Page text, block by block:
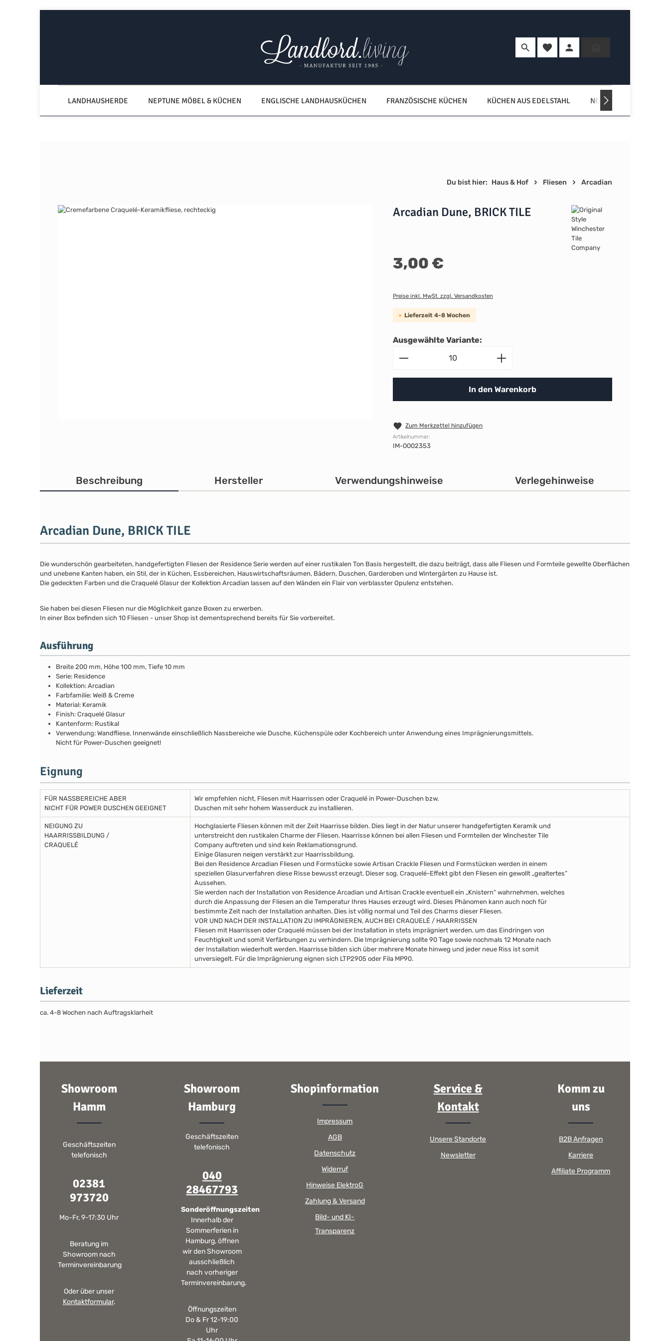
Du hast 0 Produkte auf dem Merkzettel
LANDHAUSHERDE NEPTUNE MÖBEL & KÜCHEN ENGLISCHE LANDHAUSKÜCHEN FRANZÖSISCHE KÜCHEN KÜCHEN AUS EDELSTAHL NORDISCHE KÜCHEN
Du bist hier: Haus & Hof Fliesen Arcadian
Bildergalerie überspringen Arcadian Dune, BRICK TILE
Regulärer Preis:
3,00 €
Preise inkl. MwSt. zzgl. Versandkosten
Lieferzeit 4-8 Wochen
Ausgewählte Variante:
Produkt Anzahl: Gib den gewünschten Wert ein
In den Warenkorb
Zum Merkzettel hinzufügen
Artikelnummer:
IM-0002353
Beschreibung Hersteller Verwendungshinweise Verlegehinweise
Arcadian Dune, BRICK TILE
Die wunderschön gearbeiteten, handgefertigten Fliesen der Residence Serie werden auf einer rustikalen Ton Basis hergestellt, die dazu beiträgt, dass alle Fliesen und Formteile gewellte Oberflächen
und unebene Kanten haben, ein Stil, der in Küchen, Essbereichen, Hauswirtschaftsräumen, Bädern, Duschen, Garderoben und Wintergärten zu Hause ist.
Die gedeckten Farben und die Craquelé Glasur der Kollektion Arcadian lassen auf den Wänden ein Flair von verblasster Opulenz entstehen.
Sie haben bei diesen Fliesen nur die Möglichkeit ganze Boxen zu erwerben.
In einer Box befinden sich 10 Fliesen - unser Shop ist dementsprechend bereits für Sie vorbereitet.
Ausführung
Breite 200 mm, Höhe 100 mm, Tiefe 10 mm
Serie: Residence
Kollektion: Arcadian
Farbfamilie: Weiß & Creme
Material: Keramik
Finish: Craquelé Glasur
Kantenform: Rustikal
Verwendung: Wandfliese, Innenwände einschließlich Nassbereiche wie Dusche, Küchenspüle oder Kochbereich unter Anwendung eines Imprägnierungsmittels.
Nicht für Power-Duschen geeignet!
Eignung
FÜR NASSBEREICHE ABER
NICHT FÜR POWER DUSCHEN GEEIGNET
Wir empfehlen nicht, Fliesen mit Haarrissen oder Craquelé in Power-Duschen bzw.
Duschen mit sehr hohem Wasserduck zu installieren.
NEIGUNG ZU
HAARRISSBILDUNG /
CRAQUELÉ
Hochglasierte Fliesen können mit der Zeit Haarrisse bilden. Dies liegt in der Natur unserer handgefertigten Keramik und
unterstreicht den rustikalen Charme der Fliesen. Haarrisse können bei allen Fliesen und Formteilen der Winchester Tile
Company auftreten und sind kein Reklamationsgrund.
Einige Glasuren neigen verstärkt zur Haarrissbildung.
Bei den Residence Arcadian Fliesen und Formstücke sowie Artisan Crackle Fliesen und Formstücken werden in einem
speziellen Glasurverfahren diese Risse bewusst erzeugt. Dieser sog. Craquelé-Effekt gibt den Fliesen ein gewollt „gealtertes“
Aussehen.
Sie werden nach der Installation von Residence Arcadian und Artisan Crackle eventuell ein „Knistern“ wahrnehmen, welches
durch die Anpassung der Fliesen an die Temperatur Ihres Hauses erzeugt wird. Dieses Phänomen kann auch noch für
bestimmte Zeit nach der Installation anhalten. Dies ist völlig normal und Teil des Charms dieser Fliesen.
VOR UND NACH DER INSTALLATION ZU IMPRÄGNIEREN, AUCH BEI CRAQUELÉ / HAARRISSEN
Fliesen mit Haarrissen oder Craquelé müssen bei der Installation in stets imprägniert werden, um das Eindringen von
Feuchtigkeit und somit Verfärbungen zu verhindern. Die Imprägnierung sollte 90 Tage sowie nochmals 12 Monate nach
der Installation wiederholt werden. Haarrisse bilden sich über mehrere Monate hinweg und jeder neue Riss ist somit
unversiegelt. Für die Imprägnierung eignen sich LTP2905 oder Fila MP90.
Lieferzeit
ca. 4-8 Wochen nach Auftragsklarheit
Showroom
Hamm
Geschäftszeiten
telefonisch
02381
973720
Mo-Fr, 9-17:30 Uhr
Beratung im
Showroom nach
Terminvereinbarung
Oder über unser
Kontaktformular.
Showroom
Hamburg
Geschäftszeiten
telefonisch
040
28467793
Sonderöffnungszeiten
Innerhalb der
Sommerferien in
Hamburg, öffnen
wir den Showroom
ausschließlich
nach vorheriger
Terminvereinbarung.
Öffnungszeiten
Do & Fr 12-19:00
Uhr
Shopinformation
Impressum
AGB
Datenschutz
Widerruf
Hinweise ElektroG
Zahlung & Versand
Bild- und KI-
Transparenz
Service &
Kontakt
Unsere Standorte
Newsletter
Komm zu
uns
B2B Anfragen
Karriere
Affiliate Programm